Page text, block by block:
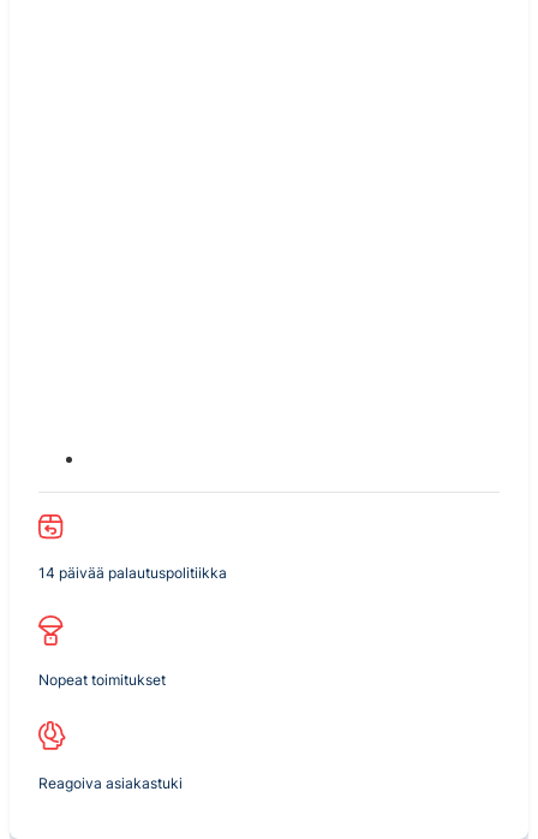
14 päivää palautuspolitiikka
Nopeat toimitukset
Reagoiva asiakastuki